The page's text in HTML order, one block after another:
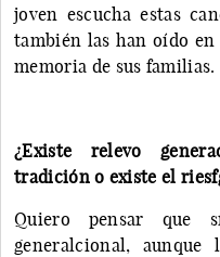
joven escucha estas
también las han oído en
memoria de sus familias.
¿Existe relevo
tradición o existe el
Quiero pensar que
generalcional,